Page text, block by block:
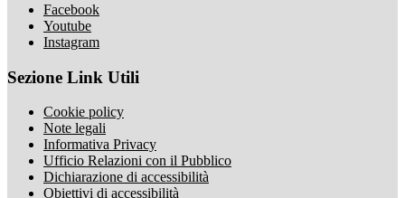
Facebook
Youtube
Instagram
Sezione Link Utili
Cookie policy
Note legali
Informativa Privacy
Ufficio Relazioni con il Pubblico
Dichiarazione di accessibilità
Obiettivi di accessibilità